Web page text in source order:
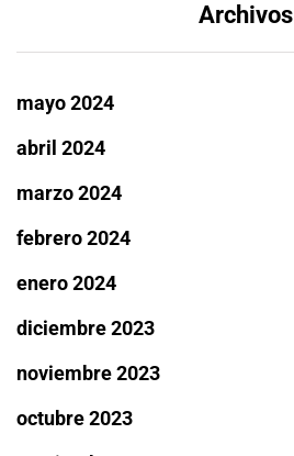
Archivos
mayo 2024
abril 2024
marzo 2024
febrero 2024
enero 2024
diciembre 2023
noviembre 2023
octubre 2023